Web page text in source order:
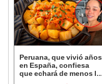
Peruana, que vivió años
en España, confiesa
que echará de menos la